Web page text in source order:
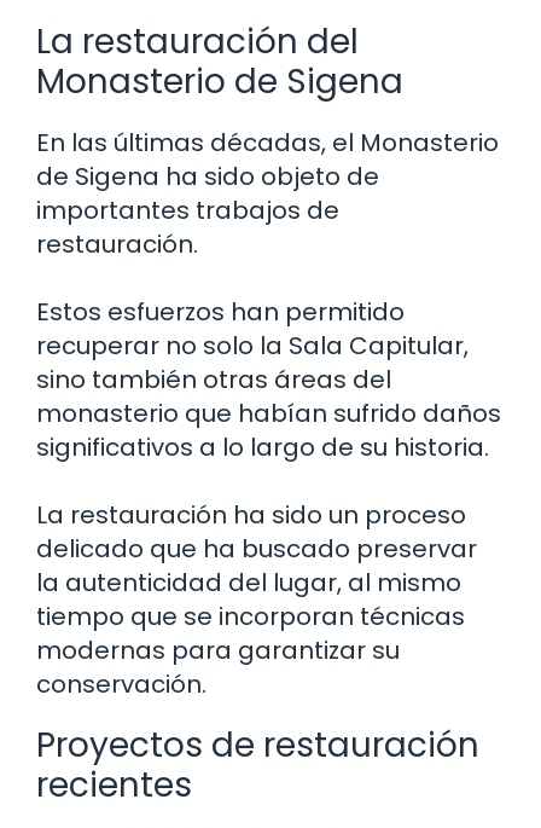
La restauración del
Monasterio de Sigena
En las últimas décadas, el Monasterio
de Sigena ha sido objeto de
importantes trabajos de
restauración.
Estos esfuerzos han permitido
recuperar no solo la Sala Capitular,
sino también otras áreas del
monasterio que habían sufrido daños
significativos a lo largo de su historia.
La restauración ha sido un proceso
delicado que ha buscado preservar
la autenticidad del lugar, al mismo
tiempo que se incorporan técnicas
modernas para garantizar su
conservación.
Proyectos de restauración
recientes